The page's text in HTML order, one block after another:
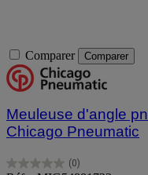
Comparer Comparer
Meuleuse d'angle
Chicago Pneumatic
(0)
0.0